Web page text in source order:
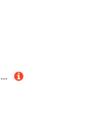
Weber Holzpellets - Erlenholz (8kg), perfekt zum Räuchern von Fisch, 100% natürliche Holzpellets, EU-Produkt, nachhaltig gewonnen, FSC zertifiziertes Holz (18290)